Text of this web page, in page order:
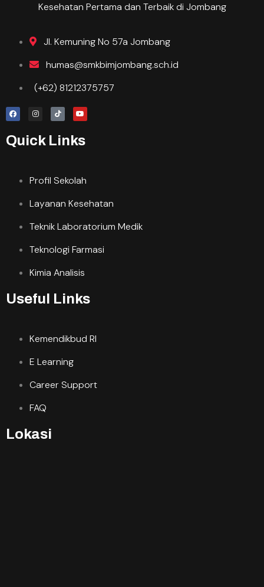
Kesehatan Pertama dan Terbaik di Jombang
Jl. Kemuning No 57a Jombang
humas@smkbimjombang.sch.id
(+62) 81212375757
Quick Links
Profil Sekolah
Layanan Kesehatan
Teknik Laboratorium Medik
Teknologi Farmasi
Kimia Analisis
Useful Links
Kemendikbud RI
E Learning
Career Support
FAQ
Lokasi